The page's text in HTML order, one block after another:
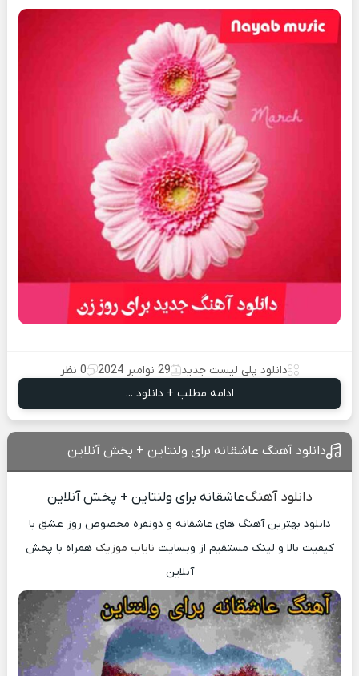
دانلود پلی لیست جدید 29 نوامبر 2024
0 نظر
ادامه مطلب + دانلود ...
دانلود آهنگ عاشقانه برای ولنتاین + پخش آنلاین
دانلود آهنگعاشقانه برای ولنتاین + پخش آنلاین
دانلود بهترین آهنگ های عاشقانه و دونفره مخصوص روز عشق با
کیفیت بالا و لینک مستقیم از وبسایت نایاب موزیک همراه با پخش
آنلاین